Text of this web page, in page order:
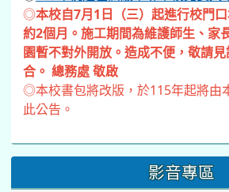
◎本校自7月1日（三）起進行校門
約2個月。施工期間為維護師生、家
園暫不對外開放。造成不便，敬請
合。 總務處 敬啟
◎本校書包將改版，於115年起將由
此公告。
影音專區